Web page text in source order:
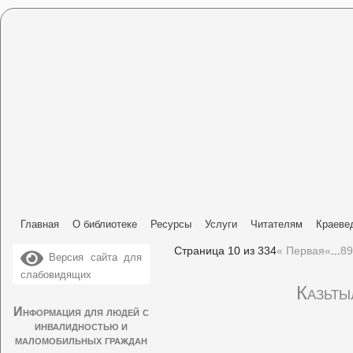
Главная О библиотеке Ресурсы Услуги Читателям
Версия сайта для
слабовидящих
Информация для людей с
инвалидностью и
маломобильных граждан
Страница 10 из 334« Первая« 89